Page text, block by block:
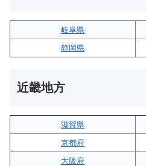
岐阜県
静岡県
近畿地方
滋賀県
京都府
大阪府